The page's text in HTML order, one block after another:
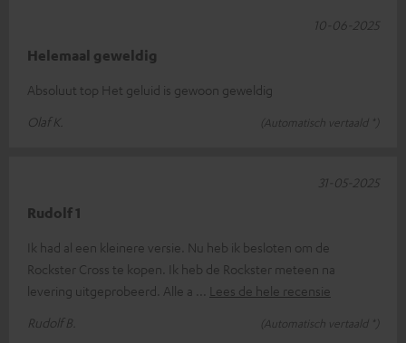
Helemaal geweldig
Absoluut top Het geluid is gewoon geweldig
Olaf K.
(Automatisch vertaald *)
10-06-2025
Rudolf 1
Ik had al een kleinere versie. Nu heb ik besloten om de
Rockster Cross te kopen. Ik heb de Rockster meteen na
levering uitgeprobeerd. Alle a
Lees de hele recensie
Rudolf B.
(Automatisch vertaald *)
31-05-2025